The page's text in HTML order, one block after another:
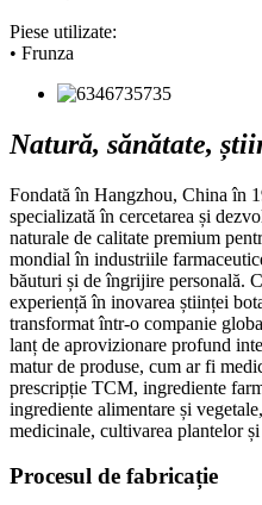
Piese utilizate:
• Frunza
Natură, sănătate,
Fondată în Hangzhou, China în
specializată în cercetarea și
naturale de calitate premium
mondial în industriile
băuturi și de îngrijire personală.
experiență în inovarea științei
transformat într-o companie
lanț de aprovizionare profund
matur de produse, cum ar fi
prescripție TCM, ingrediente
ingrediente alimentare și
medicinale, cultivarea plantelor
Procesul de fabricație